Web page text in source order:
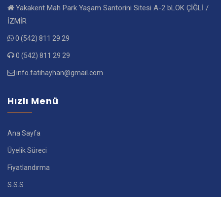
Yakakent Mah Park Yaşam Santorini Sitesi A-2 bLOK ÇİĞLİ /
İZMİR
0 (542) 811 29 29
0 (542) 811 29 29
info.fatihayhan@gmail.com
Hızlı Menü
Ana Sayfa
Üyelik Süreci
Fiyatlandırma
S.S.S